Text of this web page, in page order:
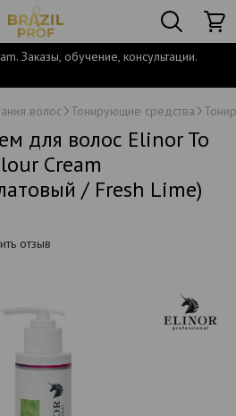
Заказы, обучение, консультации.
волос Тонирующие средства
для волос Elinor To
Cream
/ Fresh Lime)
отзыв